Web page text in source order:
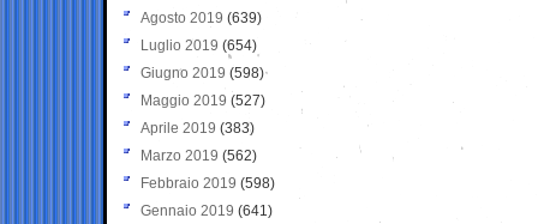
Agosto 2019 (639)
Luglio 2019 (654)
Giugno 2019 (598)
Maggio 2019 (527)
Aprile 2019 (383)
Marzo 2019 (562)
Febbraio 2019 (598)
Gennaio 2019 (641)